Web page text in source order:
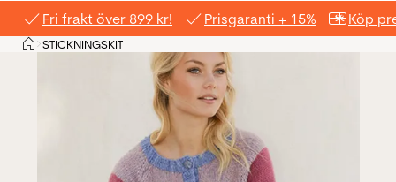
Fri frakt över 899 kr! Prisgaranti + 15% Köp
Hem
>STICKNINGSKIT